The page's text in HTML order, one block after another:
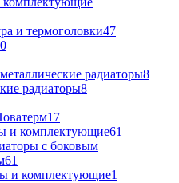
и термоголовки47
радиаторы8
радиаторы8
17
и комплектующие61
с боковым
61
и комплектующие1